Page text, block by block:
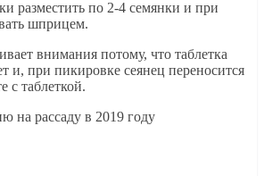
разместить по 2-4 семянки и при
шприцем.
внимания потому, что таблетка
и, при пикировке сеянец переносится
с таблеткой.